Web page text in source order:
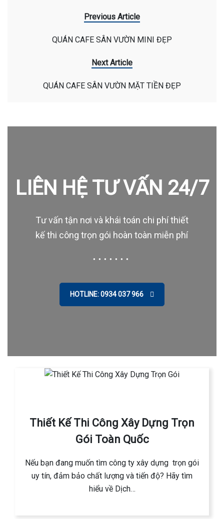
Previous Article
QUÁN CAFE SÂN VƯỜN MINI ĐẸP
Next Article
QUÁN CAFE SÂN VƯỜN MẶT TIỀN ĐẸP
LIÊN HỆ TƯ VẤN 24/7
Tư vấn tận nơi và khái toán chi phí thiết
kế thi công trọn gói hoàn toàn miễn phí
HOTLINE: 0934 037 966
Thiết Kế Thi Công Xây Dựng Trọn
Gói Toàn Quốc
Nếu bạn đang muốn tìm công ty xây dựng trọn gói
uy tín, đảm bảo chất lượng và tiến độ? Hãy tìm
hiểu về Dịch…